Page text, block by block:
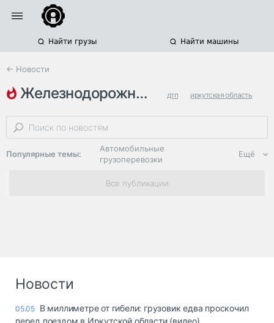
Найти грузы Найти машины
← Новости
железнодорожные переезды дтп иркутская область
застрявший большегруз
Популярные темы:
Автомобильные
грузоперевозки
Региональная
логистика
опасные грузы
Ещё
Все публикации
Новости
05.05 В миллиметре от гибели: грузовик едва проскочил
перед поездом в Иркутской области (видео)